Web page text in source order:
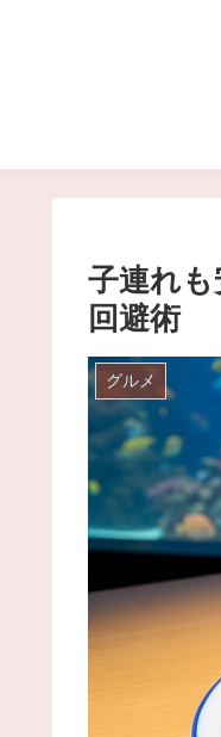
子連れ
回避術
グルメ